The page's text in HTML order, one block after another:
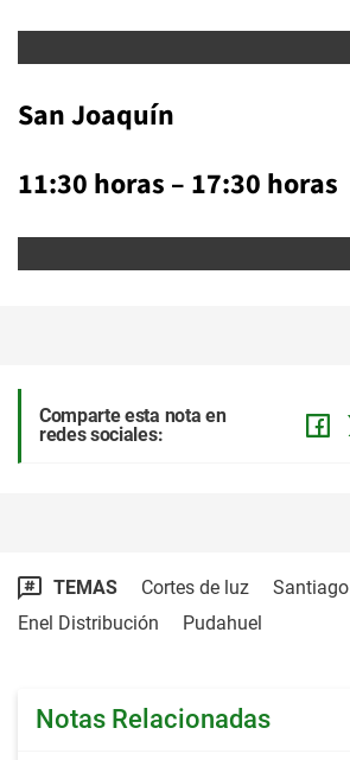
San Joaquín
11:30 horas – 17:30 horas
Comparte esta nota en
redes sociales:
TEMAS Cortes de luz
Santiago
Enel Distribución
Pudahuel
Notas Relacionadas